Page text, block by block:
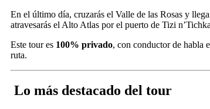
En el último día, cruzarás el Valle de las Rosas y
atravesarás el Alto Atlas por el puerto de Tizi
Este tour es 100% privado, con conductor de habla
ruta.
Lo más destacado del tour